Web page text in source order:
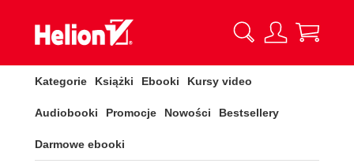
Kategorie Książki Ebooki Kursy video
Audiobooki Promocje Nowości Bestsellery
Darmowe ebooki